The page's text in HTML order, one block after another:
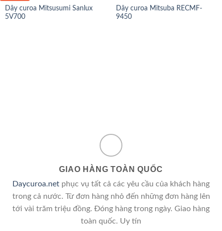
Dây curoa Mitsusumi Sanlux
5V700
Dây curoa Mitsuba RECMF-
9450
GIAO HÀNG TOÀN QUỐC
Daycuroa.net phục vụ tất cả các yêu cầu của khách hàng
trong cả nước. Từ đơn hàng nhỏ đến những đơn hàng lên
tới vài trăm triệu đồng. Đóng hàng trong ngày. Giao hàng
toàn quốc. Uy tín